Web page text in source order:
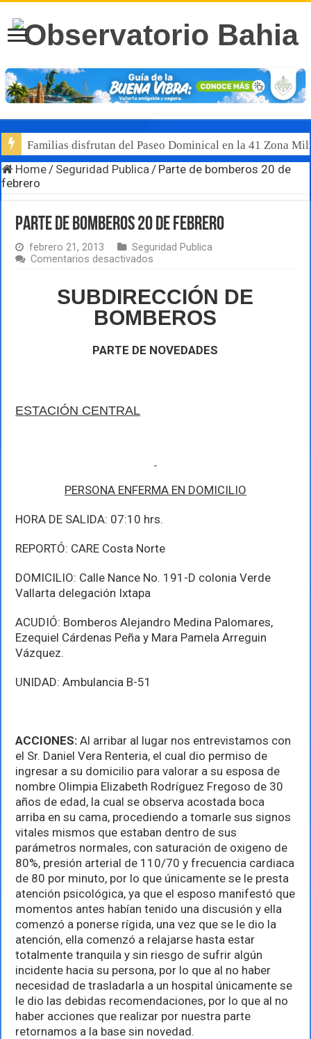
Luis Munguía destaca, junto al gobernador Pablo
Home / Seguridad Publica / Parte de bomberos 20 de
febrero
Parte de bomberos 20 de febrero
febrero 21, 2013
Seguridad Publica
Comentarios desactivados
bomberos
20
de
SUBDIRECCIÓN DE
BOMBEROS
PARTE DE NOVEDADES
ESTACIÓN CENTRAL
PERSONA ENFERMA EN DOMICILIO
HORA DE SALIDA: 07:10 hrs.
REPORTÓ: CARE Costa Norte
DOMICILIO: Calle Nance No. 191-D colonia Verde
Vallarta delegación Ixtapa
ACUDIÓ: Bomberos Alejandro Medina Palomares,
Ezequiel Cárdenas Peña y Mara Pamela Arreguin
Vázquez.
UNIDAD: Ambulancia B-51
ACCIONES:Al arribar al lugar nos entrevistamos con
el Sr. Daniel Vera Renteria, el cual dio permiso de
ingresar a su domicilio para valorar a su esposa de
nombre Olimpia Elizabeth Rodríguez Fregoso de 30
años de edad, la cual se observa acostada boca
arriba en su cama, procediendo a tomarle sus signos
vitales mismos que estaban dentro de sus
parámetros normales, con saturación de oxigeno de
80%, presión arterial de 110/70 y frecuencia cardiaca
de 80 por minuto, por lo que únicamente se le presta
atención psicológica, ya que el esposo manifestó que
momentos antes habían tenido una discusión y ella
comenzó a ponerse rígida, una vez que se le dio la
atención, ella comenzó a relajarse hasta estar
totalmente tranquila y sin riesgo de sufrir algún
incidente hacia su persona, por lo que al no haber
necesidad de trasladarla a un hospital únicamente se
le dio las debidas recomendaciones, por lo que al no
haber acciones que realizar por nuestra parte
retornamos a la base sin novedad.